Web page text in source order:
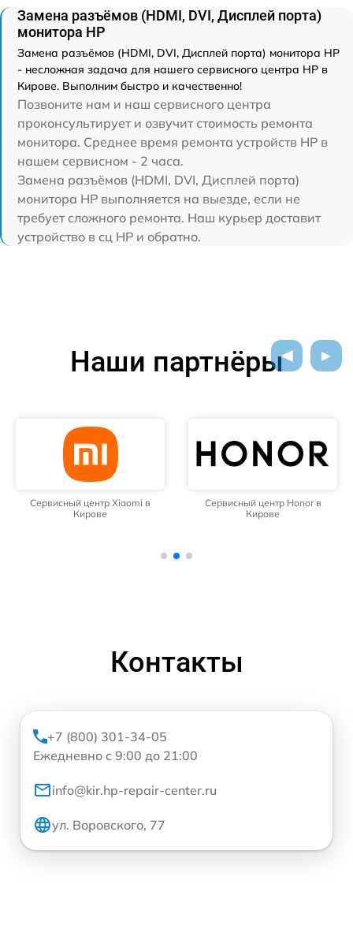
Замена разъёмов (HDMI, DVI, Дисплей порта)
монитора HP
Замена разъёмов (HDMI, DVI, Дисплей порта) монитора HP
- несложная задача для нашего сервисного центра HP в
Кирове. Выполним быстро и качественно!
Позвоните нам и наш сервисного центра
проконсультирует и озвучит стоимость ремонта
монитора. Среднее время ремонта устройств HP в
нашем сервисном - 2 часа.
Замена разъёмов (HDMI, DVI, Дисплей порта)
монитора HP выполняется на выезде, если не
требует сложного ремонта. Наш курьер доставит
устройство в сц HP и обратно.
Наши партнёры
Сервисный центр Xiaomi в
Кирове
Сервисный центр Honor в
Кирове
Контакты
+7 (800) 301-34-05
Ежедневно с 9:00 до 21:00
info@kir.hp-repair-center.ru
ул. Воровского, 77